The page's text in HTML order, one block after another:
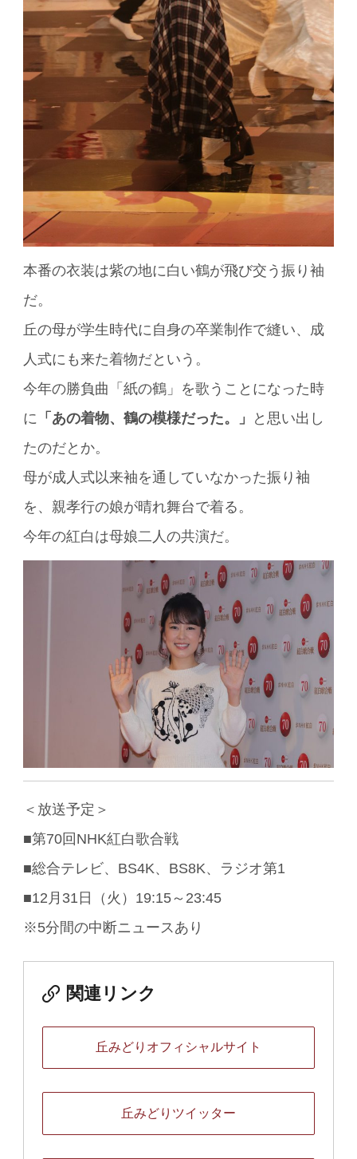
本番の衣装は紫の地に白い鶴が飛び交う振り袖
だ。
丘の母が学生時代に自身の卒業制作で縫い、成
人式にも来た着物だという。
今年の勝負曲「紙の鶴」を歌うことになった時
に 「あの着物、鶴の模様だった。」
と思い出し
たのだとか。
母が成人式以来袖を通していなかった振り袖
を、親孝行の娘が晴れ舞台で着る。
今年の紅白は母娘二人の共演だ。
＜放送予定＞
■第70回NHK紅白歌合戦
■総合テレビ、BS4K、BS8K、ラジオ第1
■12月31日（火）19:15～23:45
※5分間の中断ニュースあり
関連リンク
丘みどりオフィシャルサイト
丘みどりツイッター